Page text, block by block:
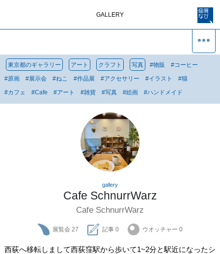
GALLERY
東京都のギャラリー アート クラフト 写真 #物販 #コーヒー
#原画 #展示会 #ねこ #作品展 #アクセサリー #イラスト #猫
#カフェ #Cafe #アート #雑貨 #写真 #絵画 #ハンドメイド
gallery
Cafe SchnurrWarz
Cafe SchnurrWarz
展覧会 27 記事 0 ウオッチャー 0
西荻へ移転しまして西荻窪駅から歩いて1~2分と駅近になったシ